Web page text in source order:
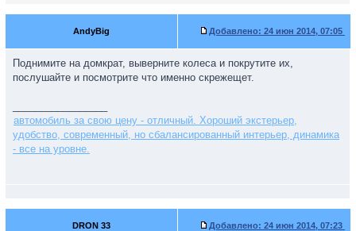
AndyBig Добавлено: 24 июн 2014, 07:05
Поднимите на домкрат, выверните колеса и покрутите их,
послушайте и посмотрите что именно скрежещет.
автомобиль за свою цену - отличный. Хороший экстерьер,
удобство, современный, но сбалансированный интерьер, динамика
- все на уровне.
DRON 33 Добавлено: 24 июн 2014, 07:23